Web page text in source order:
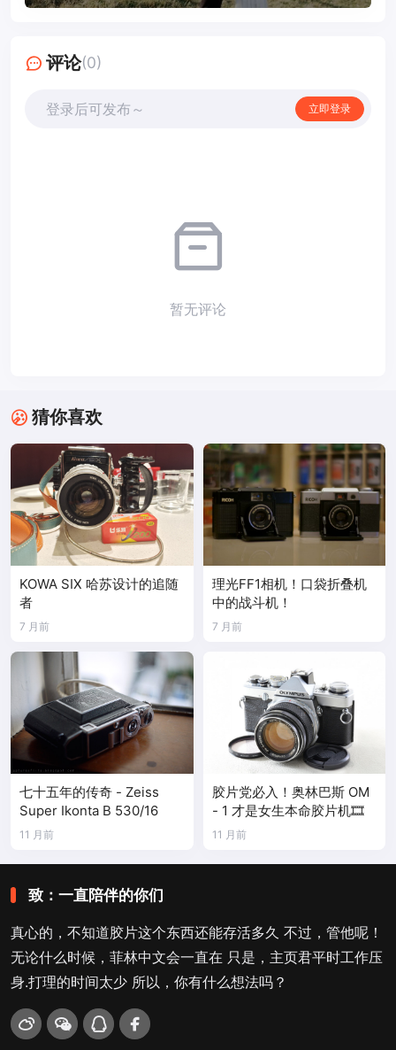
评论(0)
登录后可发布～ 立即登录
暂无评论
猜你喜欢
KOWA SIX 哈苏设计的追随
者
7 月前
理光FF1相机！口袋折叠机
中的战斗机！
7 月前
七十五年的传奇 - Zeiss
Super Ikonta B 530/16
11 月前
胶片党必入！奥林巴斯 OM
- 1 才是女生本命胶片机🎞️
11 月前
致：一直陪伴的你们
真心的，不知道胶片这个东西还能存活多久 不过，管他呢！
无论什么时候，菲林中文会一直在 只是，主页君平时工作压
身.打理的时间太少 所以，你有什么想法吗？